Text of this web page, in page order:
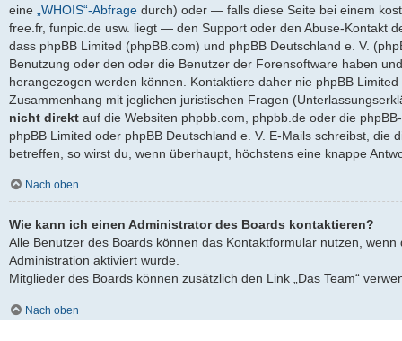
eine „WHOIS“-Abfrage durch) oder — falls diese Seite bei einem
free.fr, funpic.de usw. liegt — den Support oder den Abuse-Kontakt
dass phpBB Limited (phpBB.com) und phpBB Deutschland e. V.
Benutzung oder den oder die Benutzer der Forensoftware haben
herangezogen werden können. Kontaktiere daher nie phpBB
Zusammenhang mit jeglichen juristischen Fragen
nicht direkt auf die Websiten phpbb.com, phpbb.de oder die
phpBB Limited oder phpBB Deutschland e. V. E-Mails schreibst, die
betreffen, so wirst du, wenn überhaupt, höchstens eine knappe
Nach oben
Wie kann ich einen Administrator des Boards kontaktieren?
Alle Benutzer des Boards können das Kontaktformular nutzen,
Administration aktiviert wurde.
Mitglieder des Boards können zusätzlich den Link „Das Team“
Nach oben